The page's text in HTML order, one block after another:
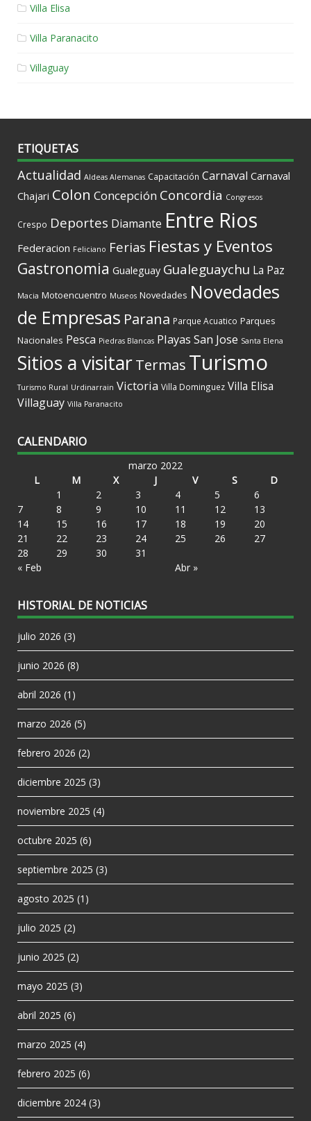
Villa Elisa
Villa Paranacito
Villaguay
ETIQUETAS
Actualidad Aldeas Alemanas Capacitación Carnaval Carnaval
Chajari Colon Concepción Concordia Congresos
Crespo Deportes Diamante Entre Rios
Federacion Feliciano Ferias Fiestas y Eventos
Gastronomia Gualeguay Gualeguaychu La Paz
Macia Motoencuentro Museos Novedades Novedades
de Empresas Parana Parque Acuatico Parques
Nacionales Pesca Piedras Blancas Playas San Jose Santa Elena
Sitios a visitarTermas Turismo
Turismo Rural Urdinarrain Victoria Villa Dominguez Villa Elisa
Villaguay Villa Paranacito
CALENDARIO
marzo 2022
L
M X J V S D
« Feb Abr »
1 2 3 4 5
6
7
8 9 10 11 12
13
14
15 16 17 18 19
20
21
22 23 24 25 26
27
28
29 30 31
HISTORIAL DE NOTICIAS
julio 2026 (3)
junio 2026 (8)
abril 2026 (1)
marzo 2026 (5)
febrero 2026 (2)
diciembre 2025 (3)
noviembre 2025 (4)
octubre 2025 (6)
septiembre 2025 (3)
agosto 2025 (1)
julio 2025 (2)
junio 2025 (2)
mayo 2025 (3)
abril 2025 (6)
marzo 2025 (4)
febrero 2025 (6)
diciembre 2024 (3)